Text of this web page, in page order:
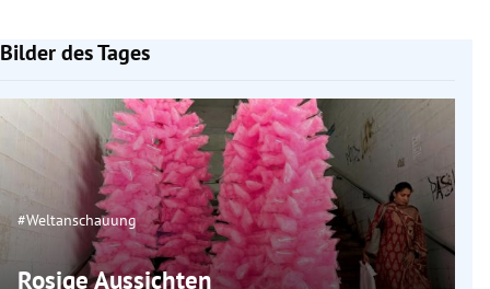
Bilder des Tages
#Weltanschauung
Rosige Aussichten